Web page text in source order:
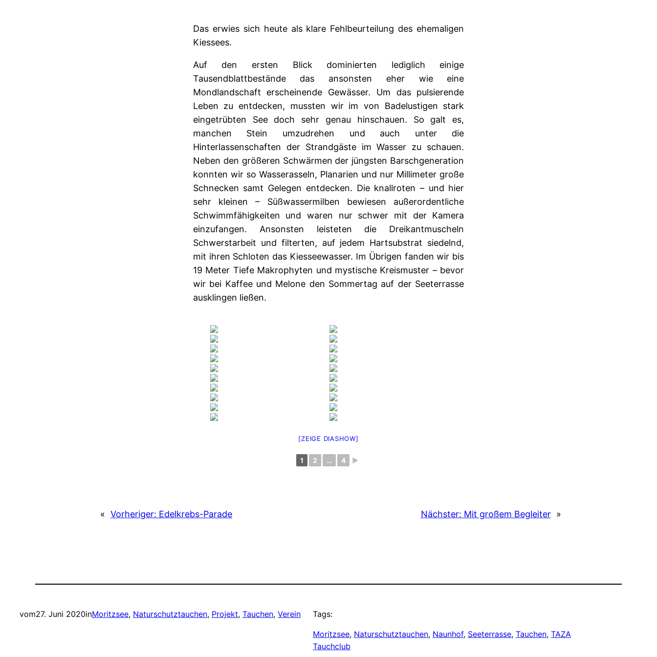
Das erwies sich heute als klare Fehlbeurteilung des ehemaligen
Kiessees.
Auf den ersten Blick dominierten lediglich einige
Tausendblattbestände das ansonsten eher wie eine
Mondlandschaft erscheinende Gewässer. Um das pulsierende
Leben zu entdecken, mussten wir im von Badelustigen stark
eingetrübten See doch sehr genau hinschauen. So galt es,
manchen Stein umzudrehen und auch unter die
Hinterlassenschaften der Strandgäste im Wasser zu schauen.
Neben den größeren Schwärmen der jüngsten Barschgeneration
konnten wir so Wasserasseln, Planarien und nur Millimeter große
Schnecken samt Gelegen entdecken. Die knallroten – und hier
sehr kleinen – Süßwassermilben bewiesen außerordentliche
Schwimmfähigkeiten und waren nur schwer mit der Kamera
einzufangen. Ansonsten leisteten die Dreikantmuscheln
Schwerstarbeit und filterten, auf jedem Hartsubstrat siedelnd,
mit ihren Schloten das Kiesseewasser. Im Übrigen fanden wir bis
19 Meter Tiefe Makrophyten und mystische Kreismuster – bevor
wir bei Kaffee und Melone den Sommertag auf der Seeterrasse
ausklingen ließen.
[ZEIGE DIASHOW]
1 2 … 4 ►
« Vorheriger: Edelkrebs-Parade Nächster: Mit großem Begleiter »
vom27. Juni 2020inMoritzsee, Naturschutztauchen, Projekt, Tauchen, Verein Tags:
Moritzsee, Naturschutztauchen, Naunhof, Seeterrasse, Tauchen, TAZA
Tauchclub